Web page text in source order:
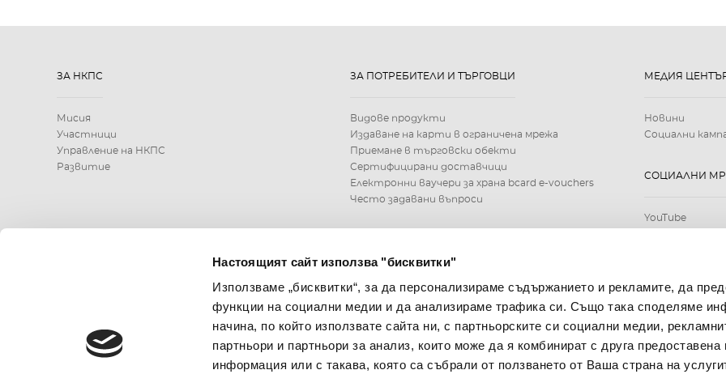
Настоящият сайт използва "бисквитки"
Използваме „бисквитки“, за да персонализираме съдържанието и рекламите, да
функции на социални медии и да анализираме трафика си. Също така споделяме
начина, по който използвате сайта ни, с партньорските си социални медии,
партньори и партньори за анализ, които може да я комбинират с друга
информация или с такава, която са събрали от ползването от Ваша страна на
ЗА НКПС
Мисия
Участници
Управление на НКПС
Развитие
ЗА ПОТРЕБИТЕЛИ И ТЪРГОВЦИ
Видове продукти
Издаване на карти в ограничена мрежа
Приемане в търговски обекти
Сертифицирани доставчици
Електронни ваучери за храна bcard e-vouchers
Често задавани въпроси
МЕДИЯ
Новини
Социални
СОЦИАЛНИ
YouTube
0700 199 10 или
*9910